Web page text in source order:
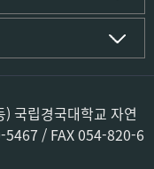
국립경국대학교 자연
5467 / FAX 054-820-6